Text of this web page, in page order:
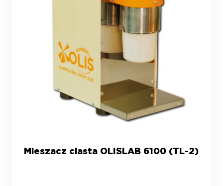
Mieszacz ciasta OLISLAB 6100 (TL-2)